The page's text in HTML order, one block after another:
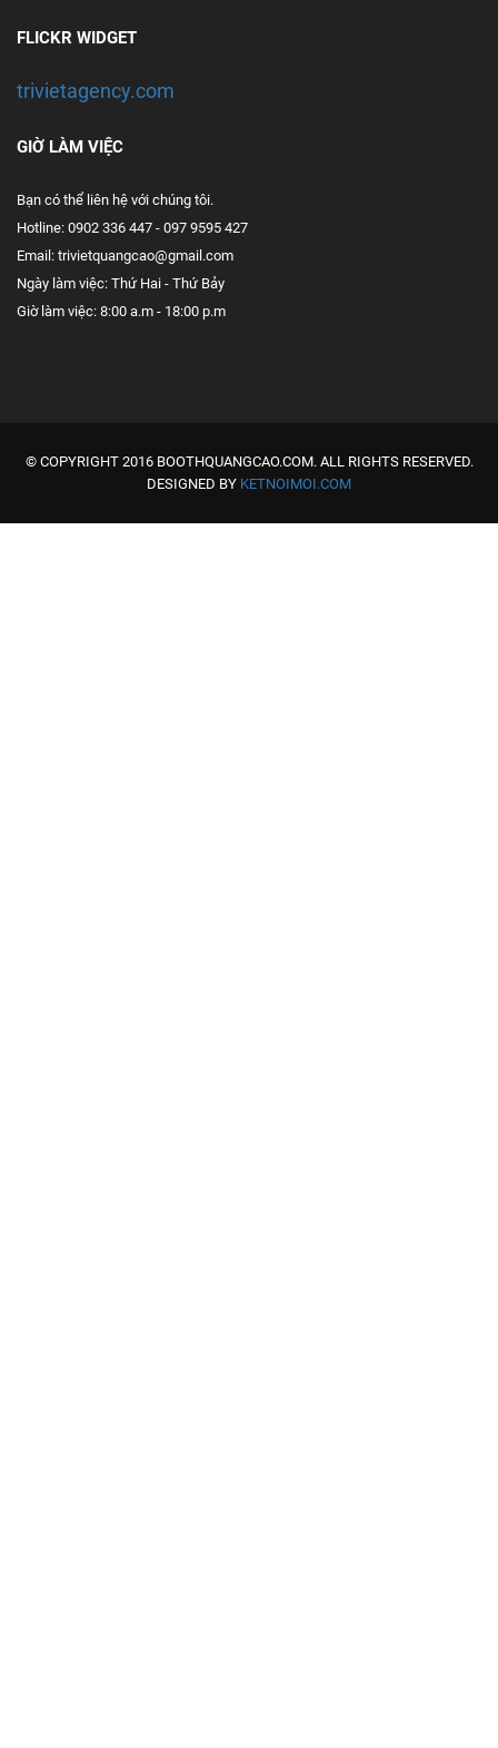
FLICKR WIDGET
trivietagency.com
GIỜ LÀM VIỆC
Bạn có thể liên hệ với chúng tôi.
Hotline: 0902 336 447 - 097 9595 427
Email: trivietquangcao@gmail.com
Ngày làm việc: Thứ Hai - Thứ Bảy
Giờ làm việc: 8:00 a.m - 18:00 p.m
© COPYRIGHT 2016 BOOTHQUANGCAO.COM. ALL RIGHTS RESERVED.
DESIGNED BY KETNOIMOI.COM